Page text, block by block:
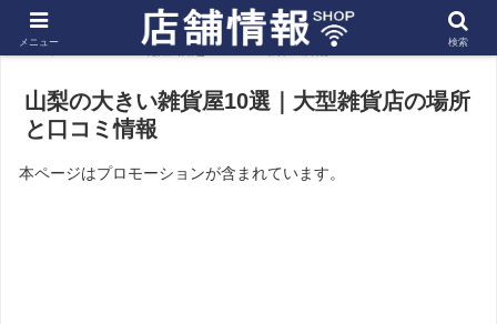
ホーム 北陸 信越 山梨の店舗
山梨の大きい雑貨屋10選｜大型雑貨店の場所
と口コミ情報
本ページはプロモーションが含まれています。
メニュー 検索